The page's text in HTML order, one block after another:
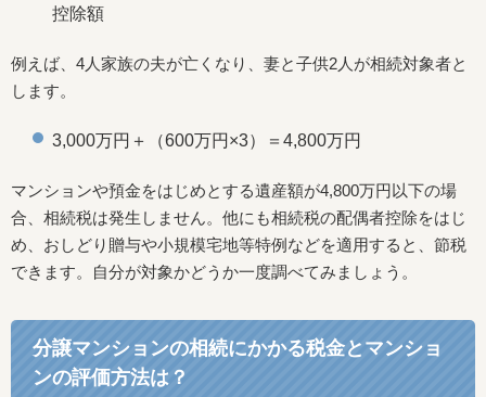
控除額
例えば、4人家族の夫が亡くなり、妻と子供2人が相続対象者と
します。
3,000万円＋（600万円×3）＝4,800万円
マンションや預金をはじめとする遺産額が4,800万円以下の場
合、相続税は発生しません。他にも相続税の配偶者控除をはじ
め、おしどり贈与や小規模宅地等特例などを適用すると、節税
できます。自分が対象かどうか一度調べてみましょう。
分譲マンションの相続にかかる税金とマンショ
ンの評価方法は？